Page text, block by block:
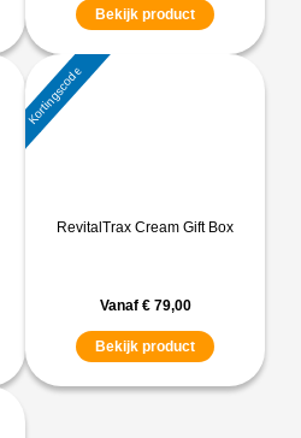
Bekijk product
RevitalTrax Cream Gift Box
Vanaf €79,00
Bekijk product
Kortingscode